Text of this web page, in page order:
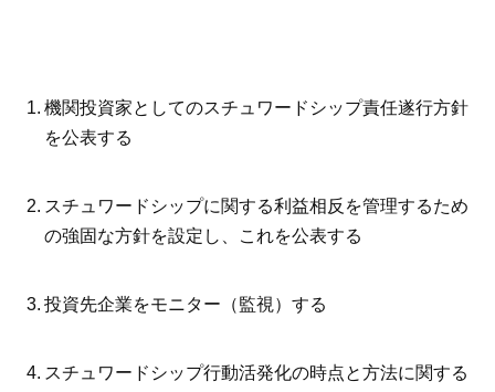
機関投資家としてのスチュワードシップ責任遂行方針
を公表する
スチュワードシップに関する利益相反を管理するため
の強固な方針を設定し、これを公表する
投資先企業をモニター（監視）する
スチュワードシップ行動活発化の時点と方法に関する